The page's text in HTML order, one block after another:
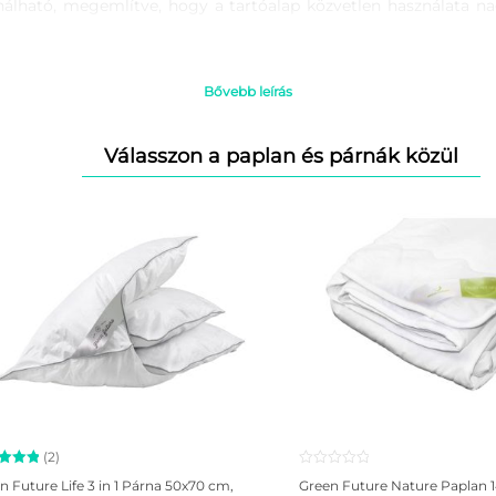
tölt be, amelyekkel minden kiváló minőségű matracnak
Bővebb leírás
Válasszon a paplan és párnák közül
(2)
Future Life 3 in 1 Párna 50x70 cm,
Green Future Nature Paplan